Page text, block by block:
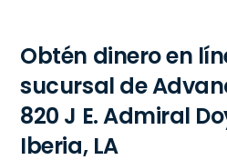
Obtén dinero en
sucursal de
820 J E. Admiral
Iberia, LA